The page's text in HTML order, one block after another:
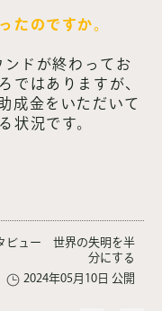
のですか。
ドが終わってお
ではありますが、
成金をいただいて
状況です。
ビュー 世界の失明を半
分にする
2024年05月10日 公開